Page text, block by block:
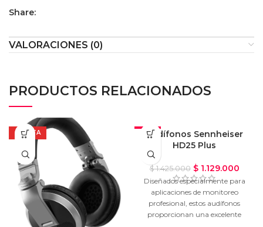
Share:
VALORACIONES (0)
PRODUCTOS RELACIONADOS
OFERTA
-21%
Audífonos Sennheiser
HD25 Plus
$1.425.000 $1.129.000
Diseñados especialmente para
aplicaciones de monitoreo
profesional, estos audífonos
proporcionan una excelente